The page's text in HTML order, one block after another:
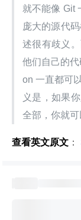
就不能像 Git
庞大的源代
述很有歧义
他们自己的
on 一直都可
义是，如果
全部，你就可
查看英文原文 ：